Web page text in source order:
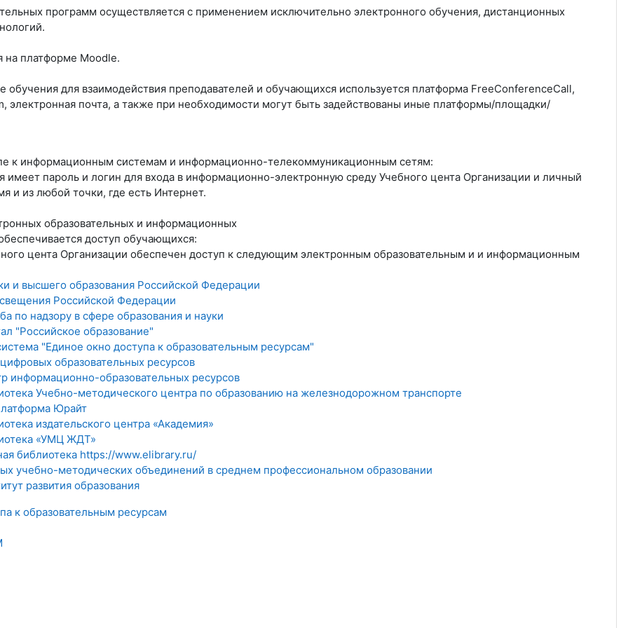
программ осуществляется с применением исключительно электронного обучения, дистанционных
на платформе Moodle.
обучения для взаимодействия преподавателей и обучающихся используется платформа FreeConferenceCall,
электронная почта, а также при необходимости могут быть задействованы иные платформы/площадки/
к информационным системам и информационно-телекоммуникационным сетям:
пароль и логин для входа в информационно-электронную среду Учебного цента Организации и личный
и из любой точки, где есть Интернет.
образовательных и информационных
доступ обучающихся:
цента Организации обеспечен доступ к следующим электронным образовательным и и информационным
и высшего образования Российской Федерации
Российской Федерации
по надзору в сфере образования и науки
"Российское образование"
"Единое окно доступа к образовательным ресурсам"
образовательных ресурсов
информационно-образовательных ресурсов
Учебно-методического центра по образованию на железнодорожном транспорте
Юрайт
издательского центра «Академия»
«УМЦ ЖДТ»
библиотека https://www.elibrary.ru/
учебно-методических объединений в среднем профессиональном образовании
развития образования
к образовательным ресурсам